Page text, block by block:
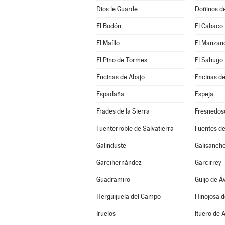
Dios le Guarde Doñinos
El Bodón El Cabaco
El Maíllo El
El Pino de Tormes El Sahugo
Encinas de Abajo Encinas
Espadaña Espeja
Frades de la Sierra
Fuenterroble de Salvatierra Fuentes
Galinduste
Garcihernández Garcirrey
Guadramiro Guijo de
Herguijuela del Campo Hinojosa
Iruelos Ituero de